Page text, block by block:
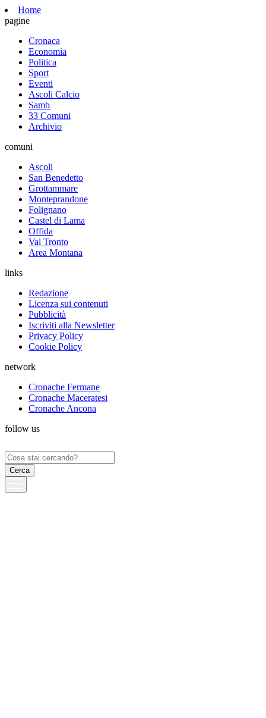
Home
pagine
Cronaca
Economia
Politica
Sport
Eventi
Ascoli Calcio
Samb
33 Comuni
Archivio
comuni
Ascoli
San Benedetto
Grottammare
Monteprandone
Folignano
Castel di Lama
Offida
Val Tronto
Area Montana
links
Redazione
Licenza sui contenuti
Pubblicità
Iscriviti alla Newsletter
Privacy Policy
Cookie Policy
network
Cronache Fermane
Cronache Maceratesi
Cronache Ancona
follow us
Ricerca
per: